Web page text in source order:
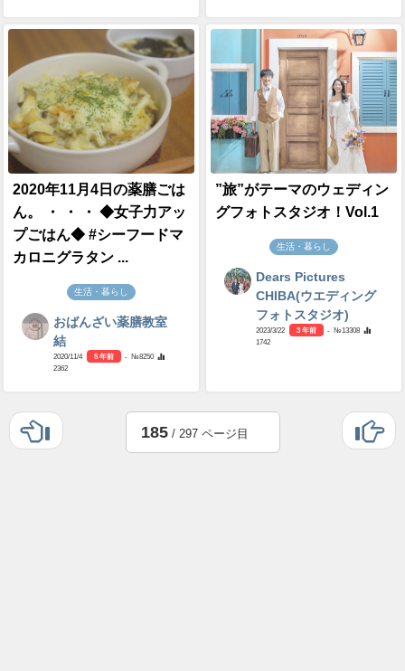
2020年11月4日の薬膳ごは
ん。 ・ ・ ・ ◆女子力アッ
プごはん◆ #シーフードマ
カロニグラタン ...
生活・暮らし
おばんざい薬膳教室
結
2020/11/4 5 年前
- №8250
2362
”旅”がテーマのウェディン
グフォトスタジオ！Vol.1
生活・暮らし
Dears Pictures
CHIBA(ウエディング
フォトスタジオ)
2023/3/22 3 年前
- №13308
1742
185/ 297 ページ目